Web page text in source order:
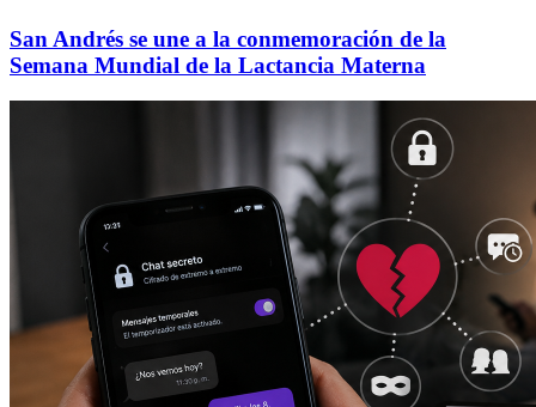
San Andrés se une a la conmemoración de la
Semana Mundial de la Lactancia Materna